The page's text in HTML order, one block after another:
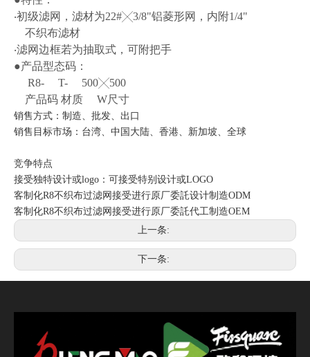
‧初级滤网，滤材为22#╳3/8"铝菱形网，内附1/4"
不织布滤材
‧滤网边框若为抽取式，可附把手
●产品型态码：
R8- T- 500╳500
产品码 材质 W尺寸
销售方式：制造、批发、出口
销售目标市场：台湾、中国大陆、香港、新加坡、全球
竞争特点
接受独特设计或logo：可接受特别设计或LOGO
客制化R8不织布过滤网接受进行原厂委託设计制造ODM
客制化R8不织布过滤网接受进行原厂委託代工制造OEM
上一条:
下一条: